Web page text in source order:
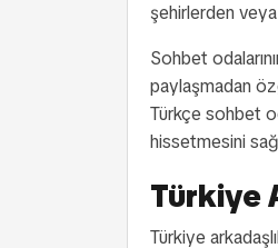
şehirlerden veya
Sohbet
paylaşmadan
Türkçe sohbet
hissetmesini
Türkiye
Türkiye